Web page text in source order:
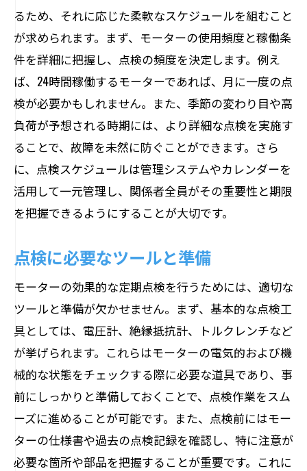
電流測定による異常検出技術
ベアリングの摩耗を防ぐ具体的方法
異常監視による予防メンテナンスの重要
性
モーターの効率を維持するためのメンテナン
ス技術
日常的なクリーニングとその効果
給油の適切なタイミングと方法
コネクションの緩みを防ぐチェック法
定期的な負荷試験の重要性
最新のメンテナンステクノロジーの活用
定期点検スケジュールの重要性とその設定方
法
モーターの使用環境に応じたスケジュー
ル作成
点検頻度を決める要因とその分析
効果的な点検記録の管理法
年間スケジュールの作成と見直し法
るため、それに応じた柔軟なスケジュールを組むこと
が求められます。まず、モーターの使用頻度と稼働条
件を詳細に把握し、点検の頻度を決定します。例え
ば、24時間稼働するモーターであれば、月に一度の点
検が必要かもしれません。また、季節の変わり目や高
負荷が予想される時期には、より詳細な点検を実施す
ることで、故障を未然に防ぐことができます。さら
に、点検スケジュールは管理システムやカレンダーを
活用して一元管理し、関係者全員がその重要性と期限
を把握できるようにすることが大切です。
点検に必要なツールと準備
モーターの効果的な定期点検を行うためには、適切な
ツールと準備が欠かせません。まず、基本的な点検工
具としては、電圧計、絶縁抵抗計、トルクレンチなど
が挙げられます。これらはモーターの電気的および機
械的な状態をチェックする際に必要な道具であり、事
前にしっかりと準備しておくことで、点検作業をスム
ーズに進めることが可能です。また、点検前にはモー
ターの仕様書や過去の点検記録を確認し、特に注意が
必要な箇所や部品を把握することが重要です。これに